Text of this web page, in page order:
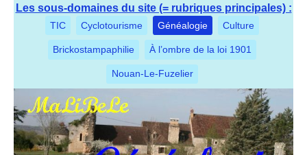
Les sous-domaines du site (= rubriques principales) :
TIC Cyclotourisme Généalogie Culture
Brickostampaphilie À l’ombre de la loi 1901
Nouan-Le-Fuzelier